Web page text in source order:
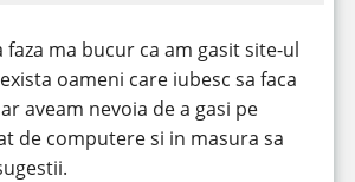
ma bucur ca am gasit site-ul
oameni care iubesc sa faca
aveam nevoia de a gasi pe
de computere si in masura sa